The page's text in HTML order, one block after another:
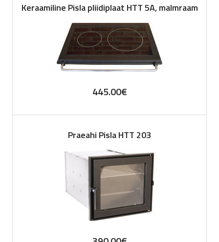
Keraamiline Pisla pliidiplaat HTT 5A, malmraam
445.00€
Praeahi Pisla HTT 203